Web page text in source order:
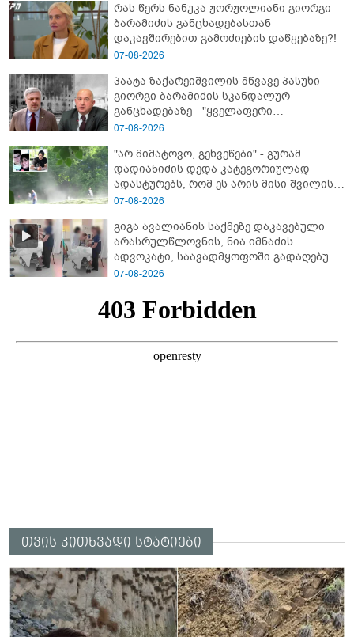
რას წერს ნანუკა ჟორჟოლიანი გიორგი
ბარამიძის განცხადებასთან
დაკავშირებით გამოძიების დაწყებაზე?!
07-08-2026
პაატა ზაქარეიშვილის მწვავე პასუხი
გიორგი ბარამიძის სკანდალურ
განცხადებაზე - "ყველაფერი
დეტალურად ვიცი... კამანში მოკლული
ბარამიძე კი ტყუის"
07-08-2026
"არ მიმატოვო, გეხვეწები" - გუ­რა­მ
დადიანიძის დედა კა­ტე­გო­რი­უ­ლად
ადას­ტუ­რებს, რომ ეს არის მისი შვი­ლის
ხმა
07-08-2026
გიგა ავალიანის საქმეზე დაკავებული
არასრულწლოვნის, ნია იმნაძის
ადვოკატი, საავადმყოფოში გადაღებულ
კადრებს ავრცელებს
07-08-2026
თვის კითხვადი სტატიები